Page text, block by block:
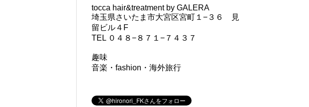
tocca hair&treatment by GALERA
埼玉県さいたま市大宮区宮町１−３６ 見
留ビル４F
TEL ０４８−８７１−７４３７
趣味
音楽・fashion・海外旅行